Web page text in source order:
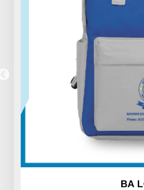
Lúc đầu nghe nhiều tin
ổn, nhưng khi mua tại
Quốc Việt
(Đánh giá 1 năm
Sử dụng dc 1 thời gian